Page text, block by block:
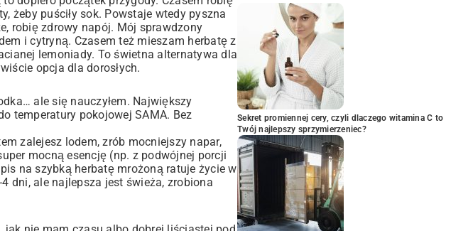
żeby puściły sok. Powstaje wtedy pyszna
robię zdrowy napój. Mój sprawdzony
i cytryną. Czasem też mieszam herbatę z
lemoniady. To świetna alternatywa dla
opcja dla dorosłych.
ale się nauczyłem. Największy
temperatury pokojowej SAMA. Bez
zalejesz lodem, zrób mocniejszy napar,
mocną esencję (np. z podwójnej porcji
na szybką herbatę mrożoną ratuje życie w
dni, ale najlepsza jest świeża, zrobiona
Sekret promiennej cery, czyli dlaczego witamina C to
Twój najlepszy sprzymierzeniec?